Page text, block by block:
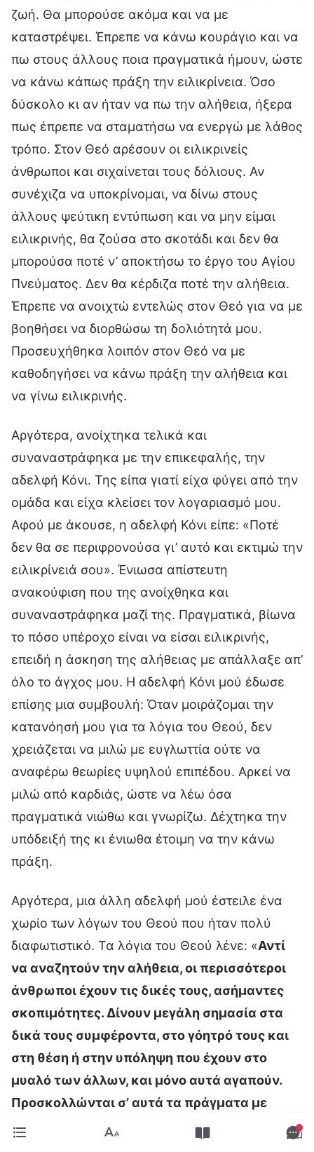
ζωή. Θα μπορούσε ακόμα και να με
καταστρέψει. Έπρεπε να κάνω κουράγιο και να
πω στους άλλους ποια πραγματικά ήμουν, ώστε
να κάνω κάπως πράξη την ειλικρίνεια. Όσο
δύσκολο κι αν ήταν να πω την αλήθεια, ήξερα
πως έπρεπε να σταματήσω να ενεργώ με λάθος
τρόπο. Στον Θεό αρέσουν οι ειλικρινείς
άνθρωποι και σιχαίνεται τους δόλιους. Αν
συνέχιζα να υποκρίνομαι, να δίνω στους
άλλους ψεύτικη εντύπωση και να μην είμαι
ειλικρινής, θα ζούσα στο σκοτάδι και δεν θα
μπορούσα ποτέ ν’ αποκτήσω το έργο του Αγίου
Πνεύματος. Δεν θα κέρδιζα ποτέ την αλήθεια.
Έπρεπε να ανοιχτώ εντελώς στον Θεό για να με
βοηθήσει να διορθώσω τη δολιότητά μου.
Προσευχήθηκα λοιπόν στον Θεό να με
καθοδηγήσει να κάνω πράξη την αλήθεια και
να γίνω ειλικρινής.
Αργότερα, ανοίχτηκα τελικά και
συναναστράφηκα με την επικεφαλής, την
αδελφή Κόνι. Της είπα γιατί είχα φύγει από την
ομάδα και είχα κλείσει τον λογαριασμό μου.
Αφού με άκουσε, η αδελφή Κόνι είπε: «Ποτέ
δεν θα σε περιφρονούσα γι’ αυτό και εκτιμώ την
ειλικρίνειά σου». Ένιωσα απίστευτη
ανακούφιση που της ανοίχθηκα και
συναναστράφηκα μαζί της. Πραγματικά, βίωνα
το πόσο υπέροχο είναι να είσαι ειλικρινής,
επειδή η άσκηση της αλήθειας με απάλλαξε απ’
όλο το άγχος μου. Η αδελφή Κόνι μού έδωσε
επίσης μια συμβουλή: Όταν μοιράζομαι την
κατανόησή μου για τα λόγια του Θεού, δεν
χρειάζεται να μιλώ με ευγλωττία ούτε να
αναφέρω θεωρίες υψηλού επιπέδου. Αρκεί να
μιλώ από καρδιάς, ώστε να λέω όσα
πραγματικά νιώθω και γνωρίζω. Δέχτηκα την
υπόδειξή της κι ένιωθα έτοιμη να την κάνω
πράξη.
Αργότερα, μια άλλη αδελφή μού έστειλε ένα
χωρίο των λόγων του Θεού που ήταν πολύ
διαφωτιστικό. Τα λόγια του Θεού λένε: «Αντί
να αναζητούν την αλήθεια, οι περισσότεροι
άνθρωποι έχουν τις δικές τους, ασήμαντες
σκοπιμότητες. Δίνουν μεγάλη σημασία στα
δικά τους συμφέροντα, στο γόητρό τους και
στη θέση ή στην υπόληψη που έχουν στο
μυαλό των άλλων, και μόνο αυτά αγαπούν.
Προσκολλώνται σ’ αυτά τα πράγματα με
πυγμή και τα βλέπουν ως την ίδια τη ζωή